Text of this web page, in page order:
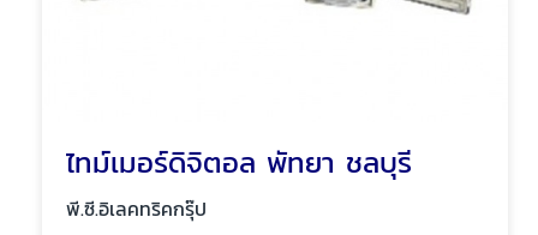
ไทม์เมอร์ดิจิตอล พัทยา ชลบุรี
พี.ซี.อิเลคทริคกรุ๊ป